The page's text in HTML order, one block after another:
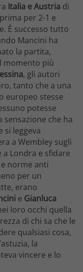
Italia e Austria di
per 2-1 e
È successo tutto
Mancini ha
la partita,
momento più
, gli autori
tanto che a una
europeo stesse
potesse
sensazione che ha
si leggeva
a Wembley sugli
Londra e sfidare
norme anti
per un
erano
e Gianluca
loro occhi quella
di chi sa che le
qualsiasi cosa,
la
vincere e lo